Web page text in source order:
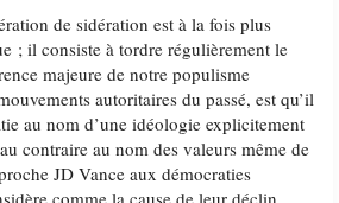
de sidération est à la fois plus
; il consiste à tordre régulièrement le
majeure de notre populisme
autoritaires du passé, est qu’il
au nom d’une idéologie explicitement
contraire au nom des valeurs même de
JD Vance aux démocraties
comme la cause de leur déclin